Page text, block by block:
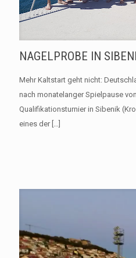
NAGELPROBE IN
Mehr Kaltstart geht nicht:
nach monatelanger Spielpause
Qualifikationsturnier in Sibenik
eines der[…]